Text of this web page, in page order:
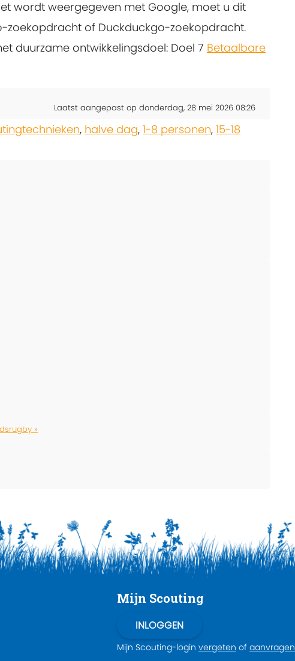
wordt weergegeven met Google, moet u dit
zoekopdracht of Duckduckgo-zoekopdracht.
duurzame ontwikkelingsdoel: Doel 7 Betaalbare
Laatst aangepast op donderdag, 28 mei 2026 08:26
, halve dag, 1-8 personen, 15-18
»
Mijn Scouting
Mijn Scouting-login vergeten of aanvragen